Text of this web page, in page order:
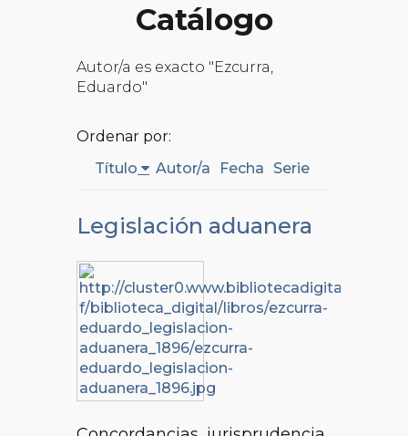
Catálogo
Autor/a es exacto "Ezcurra,
Eduardo"
Ordenar por:
Título
Autor/a Fecha Serie
Legislación aduanera